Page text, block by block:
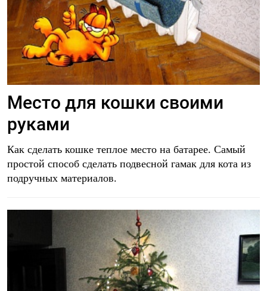
Место для кошки своими
руками
Как сделать кошке теплое место на батарее. Самый
простой способ сделать подвесной гамак для кота из
подручных материалов.